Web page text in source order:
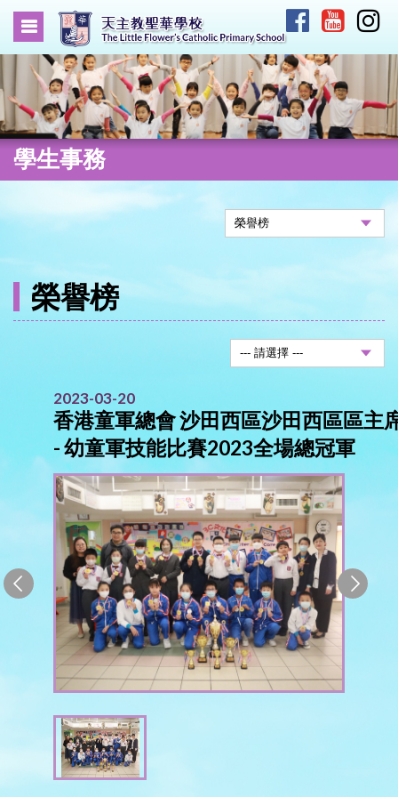
學生事務
榮譽榜
2023-03-20
香港童軍總會 沙田西區沙田西區區主
- 幼童軍技能比賽2023全場總冠軍